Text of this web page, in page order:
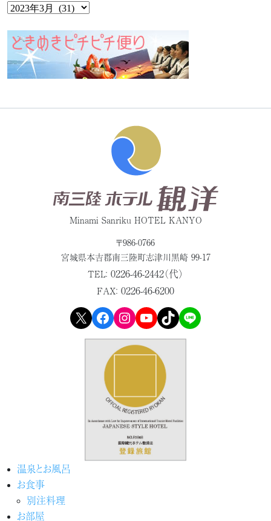
Minami Sanriku HOTEL KANYO
〒986-0766
宮城県本吉郡南三陸町志津川黒崎 99-17
TEL： 0226-46-2442（代）
FAX： 0226-46-6200
X Facebook Instagram YouTube TikTok LINE
温泉とお風呂
お食事
別注料理
お部屋